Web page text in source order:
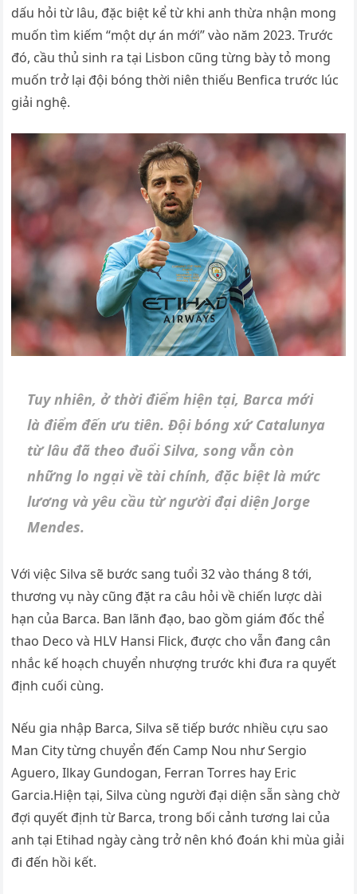
dấu hỏi từ lâu, đặc biệt kể từ khi anh thừa nhận mong
muốn tìm kiếm “một dự án mới” vào năm 2023. Trước
đó, cầu thủ sinh ra tại Lisbon cũng từng bày tỏ mong
muốn trở lại đội bóng thời niên thiếu Benfica trước lúc
giải nghệ.
Tuy nhiên, ở thời điểm hiện tại, Barca mới
là điểm đến ưu tiên. Đội bóng xứ Catalunya
từ lâu đã theo đuổi Silva, song vẫn còn
những lo ngại về tài chính, đặc biệt là mức
lương và yêu cầu từ người đại diện Jorge
Mendes.
Với việc Silva sẽ bước sang tuổi 32 vào tháng 8 tới,
thương vụ này cũng đặt ra câu hỏi về chiến lược dài
hạn của Barca. Ban lãnh đạo, bao gồm giám đốc thể
thao Deco và HLV Hansi Flick, được cho vẫn đang cân
nhắc kế hoạch chuyển nhượng trước khi đưa ra quyết
định cuối cùng.
Nếu gia nhập Barca, Silva sẽ tiếp bước nhiều cựu sao
Man City từng chuyển đến Camp Nou như Sergio
Aguero, Ilkay Gundogan, Ferran Torres hay Eric
Garcia.Hiện tại, Silva cùng người đại diện sẵn sàng chờ
đợi quyết định từ Barca, trong bối cảnh tương lai của
anh tại Etihad ngày càng trở nên khó đoán khi mùa giải
đi đến hồi kết.